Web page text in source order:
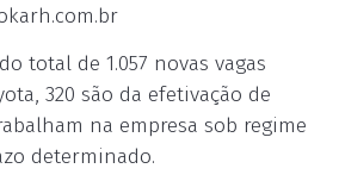
total de 1.057 novas vagas
320 são da efetivação de
na empresa sob regime
determinado.